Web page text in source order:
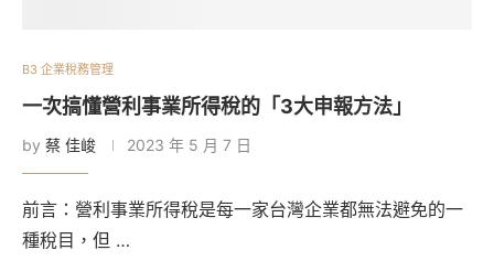
B3 企業稅務管理
一次搞懂營利事業所得稅的「3大申報方法」
by 蔡 佳峻 2023 年 5 月 7 日
前言：營利事業所得稅是每一家台灣企業都無法避免的一
種稅目，但 …